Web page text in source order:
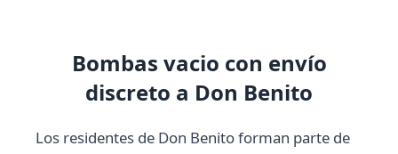
Bombas vacio con envío
discreto a Don Benito
Los residentes de Don Benito forman parte de